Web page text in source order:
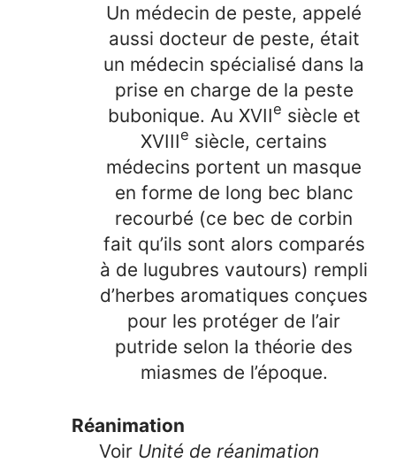
Un médecin de peste, appelé
aussi docteur de peste, était
un médecin spécialisé dans la
prise en charge de la peste
bubonique. Au XVIIe siècle et
XVIIIe siècle, certains
médecins portent un masque
en forme de long bec blanc
recourbé (ce bec de corbin
fait qu’ils sont alors comparés
à de lugubres vautours) rempli
d’herbes aromatiques conçues
pour les protéger de l’air
putride selon la théorie des
miasmes de l’époque.
Réanimation
Voir Unité de réanimation